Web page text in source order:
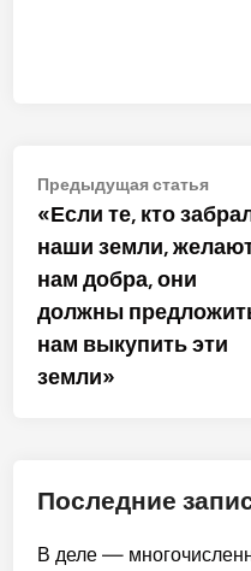
Навигация
по
записям
Предыдущая статья
«Если те, кто
наши земли,
нам добра, они
должны
нам выкупить эти
земли»
Последние
В деле —